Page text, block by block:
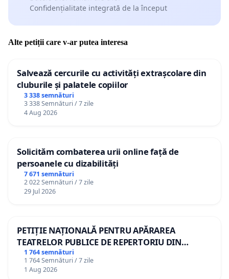
Confidențialitate integrată de la început
Alte petiții care v-ar putea interesa
Salvează cercurile cu activități extrașcolare din
cluburile și palatele copiilor
3 338 semnături
3 338 Semnături / 7 zile
4 Aug 2026
Solicităm combaterea urii online față de
persoanele cu dizabilități
7 671 semnături
2 022 Semnături / 7 zile
29 Jul 2026
PETIȚIE NAȚIONALĂ PENTRU APĂRAREA
TEATRELOR PUBLICE DE REPERTORIU DIN
ROMÂNIA
1 764 semnături
1 764 Semnături / 7 zile
1 Aug 2026